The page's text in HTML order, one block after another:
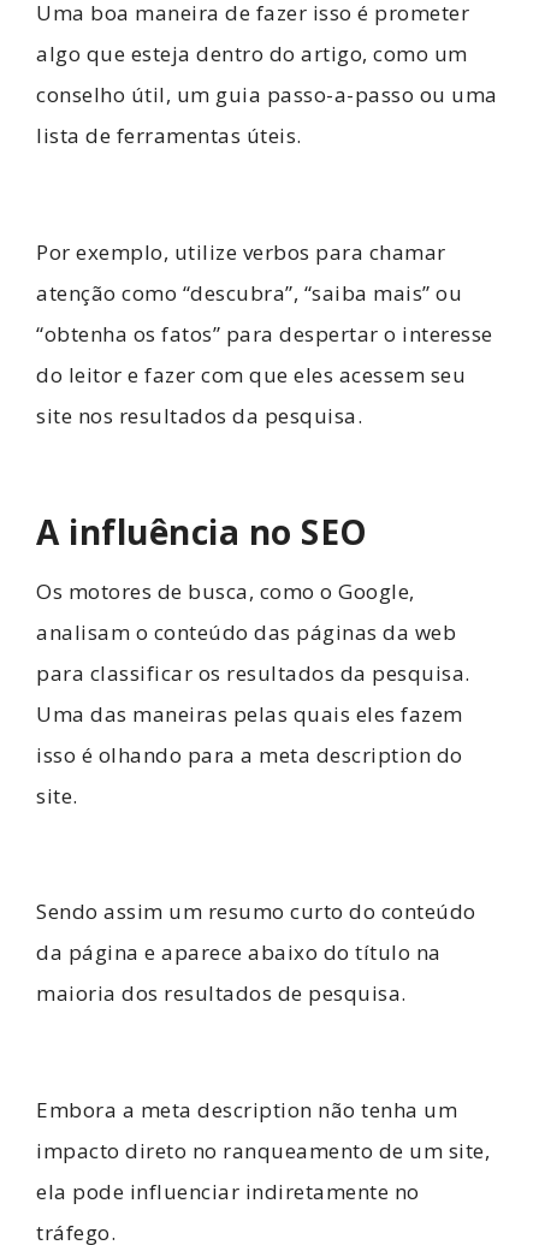
Uma boa maneira de fazer isso é prometer
algo que esteja dentro do artigo, como um
conselho útil, um guia passo-a-passo ou uma
lista de ferramentas úteis.
Por exemplo, utilize verbos para chamar
atenção como “descubra”, “saiba mais” ou
“obtenha os fatos” para despertar o interesse
do leitor e fazer com que eles acessem seu
site nos resultados da pesquisa.
A influência no SEO
Os motores de busca, como o Google,
analisam o conteúdo das páginas da web
para classificar os resultados da pesquisa.
Uma das maneiras pelas quais eles fazem
isso é olhando para a meta description do
site.
Sendo assim um resumo curto do conteúdo
da página e aparece abaixo do título na
maioria dos resultados de pesquisa.
Embora a meta description não tenha um
impacto direto no ranqueamento de um site,
ela pode influenciar indiretamente no
tráfego.